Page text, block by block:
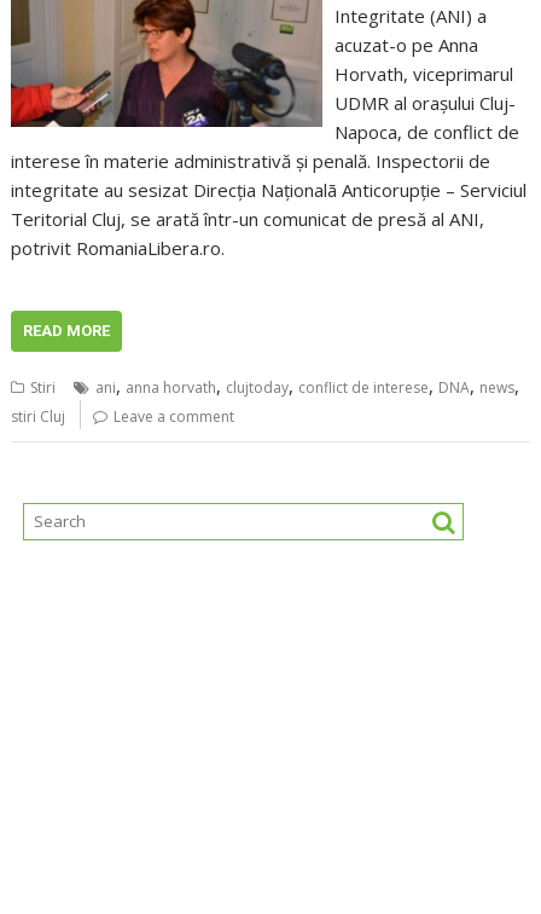
Integritate (ANI) a
acuzat-o pe Anna
Horvath, viceprimarul
UDMR al oraşului Cluj-
Napoca, de conflict de
interese în materie administrativă şi penală. Inspectorii de
integritate au sesizat Direcţia Naţionalã Anticorupţie – Serviciul
Teritorial Cluj, se arată într-un comunicat de presă al ANI,
potrivit RomaniaLibera.ro.
READ MORE
Stiri ani, anna horvath, clujtoday, conflict de interese, DNA, news,
stiri Cluj Leave a comment